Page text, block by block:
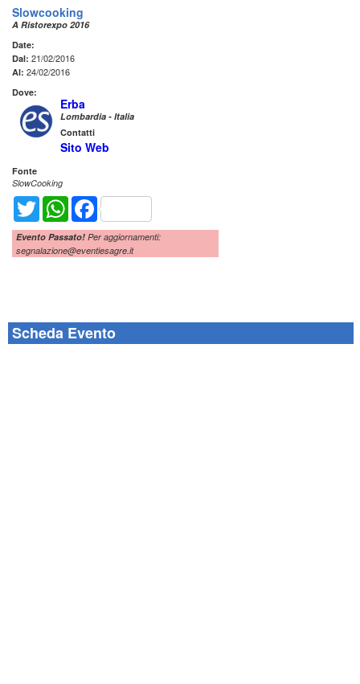
Slowcooking
A Ristorexpo 2016
Date:
Dal: 21/02/2016
Al: 24/02/2016
Dove:
Erba
Lombardia - Italia
Contatti
Sito Web
Fonte
SlowCooking
Twitter WhatsAppFacebook
Evento Passato! Per aggiornamenti:
segnalazione@eventiesagre.it
Scheda Evento